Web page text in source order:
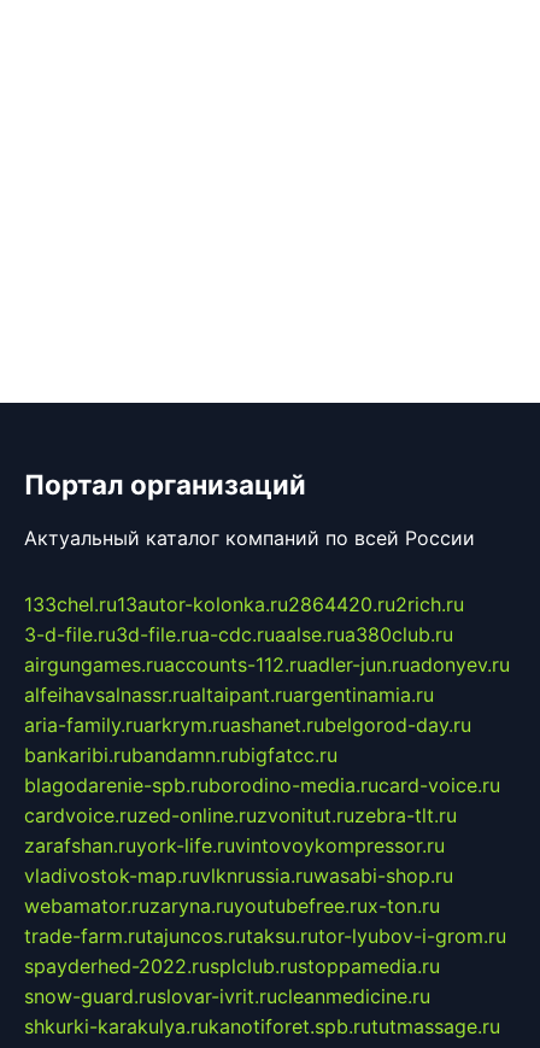
Портал организаций
Актуальный каталог компаний по всей России
133chel.ru13autor-kolonka.ru2864420.ru2rich.ru
3-d-file.ru3d-file.rua-cdc.ruaalse.rua380club.ru
airgungames.ruaccounts-112.ruadler-jun.ruadonyev.ru
alfeihavsalnassr.rualtaipant.ruargentinamia.ru
aria-family.ruarkrym.ruashanet.rubelgorod-day.ru
bankaribi.rubandamn.rubigfatcc.ru
blagodarenie-spb.ruborodino-media.rucard-voice.ru
cardvoice.ruzed-online.ruzvonitut.ruzebra-tlt.ru
zarafshan.ruyork-life.ruvintovoykompressor.ru
vladivostok-map.ruvlknrussia.ruwasabi-shop.ru
webamator.ruzaryna.ruyoutubefree.rux-ton.ru
trade-farm.rutajuncos.rutaksu.rutor-lyubov-i-grom.ru
spayderhed-2022.rusplclub.rustoppamedia.ru
snow-guard.ruslovar-ivrit.rucleanmedicine.ru
shkurki-karakulya.rukanotiforet.spb.rututmassage.ru